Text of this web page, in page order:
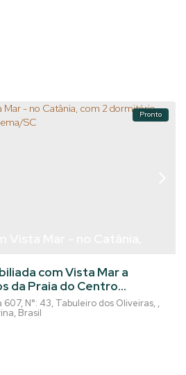
Pronto
607, N°: 43, Tabuleiro dos Oliveiras ,
, Brasil
com Vista Mar a
da Praia do Centro
de investimento e
de pagamento facilitado.
a combinação
estando totalmente